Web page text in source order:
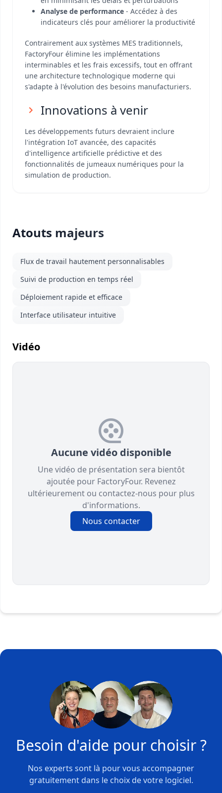
Analyse de performance - Accédez à des
indicateurs clés pour améliorer la productivité
Contrairement aux systèmes MES traditionnels,
FactoryFour élimine les implémentations
interminables et les frais excessifs, tout en offrant
une architecture technologique moderne qui
s'adapte à l'évolution des besoins manufacturiers.
Innovations à venir
Les développements futurs devraient inclure
l'intégration IoT avancée, des capacités
d'intelligence artificielle prédictive et des
fonctionnalités de jumeaux numériques pour la
simulation de production.
Atouts majeurs
Flux de travail hautement personnalisables
Suivi de production en temps réel
Déploiement rapide et efficace
Interface utilisateur intuitive
Vidéo
Aucune vidéo disponible
Une vidéo de présentation sera bientôt
ajoutée pour FactoryFour. Revenez
ultérieurement ou contactez-nous pour plus
d'informations.
Nous contacter
Besoin d'aide pour choisir ?
Nos experts sont là pour vous accompagner
gratuitement dans le choix de votre logiciel.